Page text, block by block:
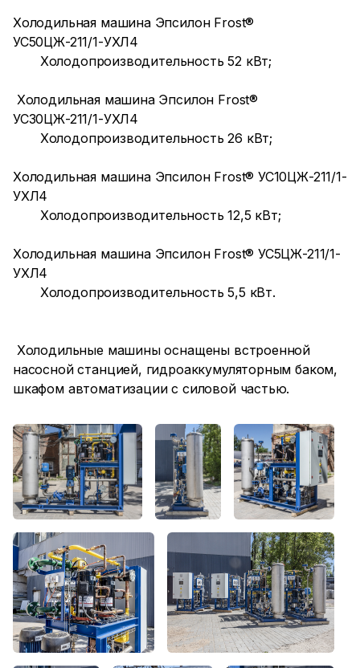
Холодильная машина Эпсилон Frost®
УС50ЦЖ-211/1-УХЛ4
Холодопроизводительность 52 кВт;
Холодильная машина Эпсилон Frost®
УС30ЦЖ-211/1-УХЛ4
Холодопроизводительность 26 кВт;
Холодильная машина Эпсилон Frost® УС10ЦЖ-211/1-
УХЛ4
Холодопроизводительность 12,5 кВт;
Холодильная машина Эпсилон Frost® УС5ЦЖ-211/1-
УХЛ4
Холодопроизводительность 5,5 кВт.
Холодильные машины оснащены встроенной
насосной станцией, гидроаккумуляторным баком,
шкафом автоматизации с силовой частью.